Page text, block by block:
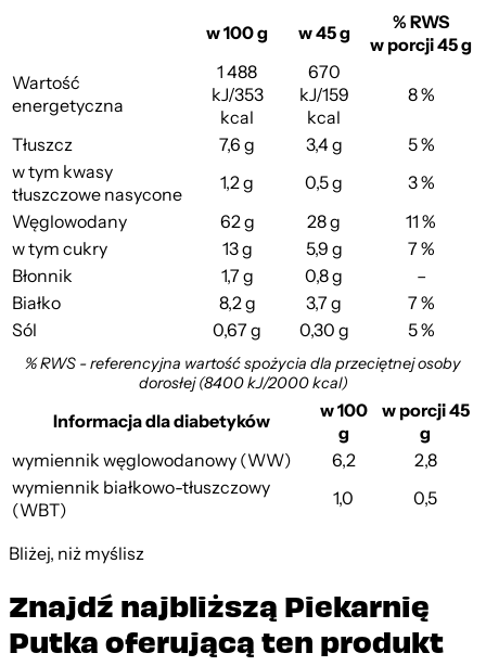
w 100 g w 45 g
% RWS
w porcji 45 g
Wartość
energetyczna
1 488
kJ/353
kcal
670
kJ/159
kcal
8 %
Tłuszcz 7,6 g 3,4 g
5 %
w tym kwasy
tłuszczowe nasycone
1,2 g 0,5 g
3 %
Węglowodany
62 g 28 g
11 %
w tym cukry
13 g 5,9 g
7 %
Błonnik
1,7 g 0,8 g
–
Białko
8,2 g 3,7 g
7 %
Sól
0,67 g 0,30 g 5 %
% RWS - referencyjna wartość spożycia dla przeciętnej osoby
dorosłej (8400 kJ/2000 kcal)
Informacja dla diabetyków
w 100
g
w porcji 45
g
wymiennik węglowodanowy (WW)
6,2
2,8
wymiennik białkowo-tłuszczowy
(WBT)
1,0 0,5
Bliżej, niż myślisz
Znajdź najbliższą Piekarnię
Putka oferującą ten produkt